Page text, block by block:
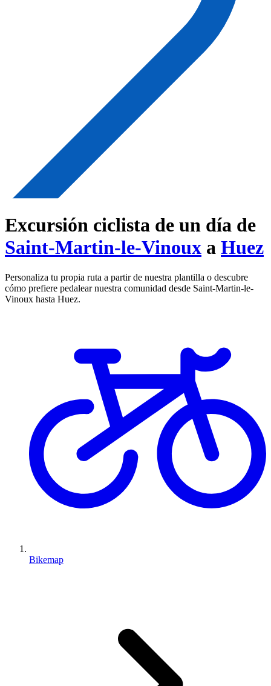
Excursión ciclista de un día de
Saint-Martin-le-Vinoux a Huez
Personaliza tu propia ruta a partir de nuestra plantilla o descubre
cómo prefiere pedalear nuestra comunidad desde Saint-Martin-le-
Vinoux hasta Huez.
Bikemap